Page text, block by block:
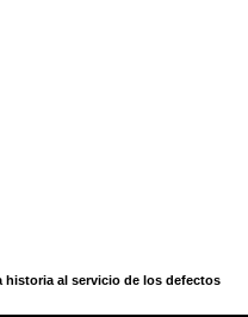
historia al servicio de los defectos